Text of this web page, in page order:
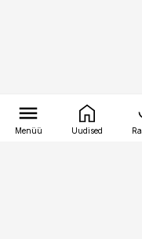
Menüü Uudised